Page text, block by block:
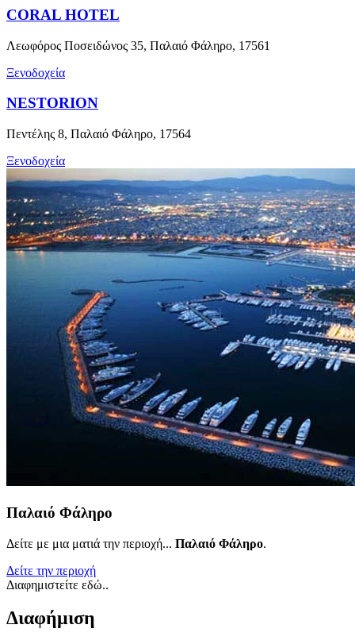
CORAL HOTEL
Λεωφόρος Ποσειδώνος 35, Παλαιό Φάληρο, 17561
Ξενοδοχεία
NESTORION
Πεντέλης 8, Παλαιό Φάληρο, 17564
Ξενοδοχεία
Παλαιό Φάληρο
Δείτε με μια ματιά την περιοχή... Παλαιό Φάληρο.
Δείτε την περιοχή
Διαφημιστείτε εδώ..
Διαφήμιση